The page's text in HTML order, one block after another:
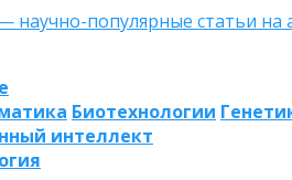
Биотехнологии
интеллект